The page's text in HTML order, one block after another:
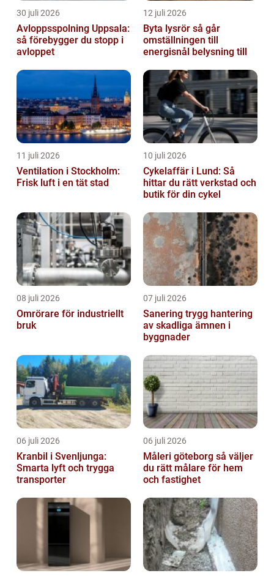
30 juli 2026
Avloppsspolning Uppsala:
så förebygger du stopp i
avloppet
12 juli 2026
Byta lysrör så går
omställningen till
energisnål belysning till
11 juli 2026
Ventilation i Stockholm:
Frisk luft i en tät stad
10 juli 2026
Cykelaffär i Lund: Så
hittar du rätt verkstad och
butik för din cykel
08 juli 2026
Omrörare för industriellt
bruk
07 juli 2026
Sanering trygg hantering
av skadliga ämnen i
byggnader
06 juli 2026
Kranbil i Svenljunga:
Smarta lyft och trygga
transporter
06 juli 2026
Måleri göteborg så väljer
du rätt målare för hem
och fastighet